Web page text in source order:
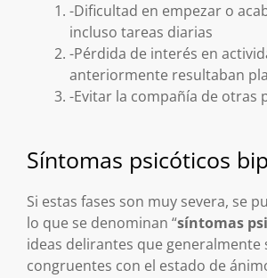
-Dificultad en empezar o
incluso tareas diarias
-Pérdida de interés en
anteriormente resultaban
-Evitar la compañía de otras
Síntomas psicóticos
Si estas fases son muy severa, se
lo que se denominan “síntomas
ideas delirantes que generalmente
congruentes con el estado de